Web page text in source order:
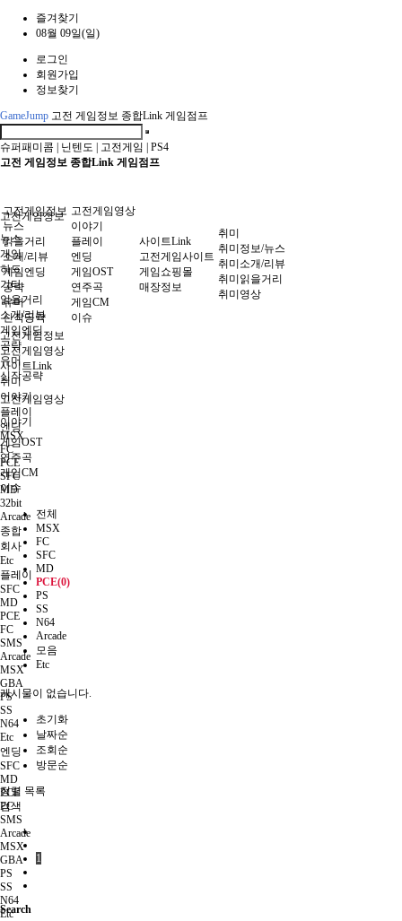
즐겨찾기
08월 09일(일)
로그인
회원가입
정보찾기
GameJump 고전 게임정보 종합Link 게임점프
슈퍼패미콤 닌텐도 고전게임
PS4
고전 게임정보 종합Link 게임점프
고전게임정보
뉴스
게임
하드
기타
읽을거리
소개/리뷰
게임엔딩
공략
유머
신작공략
고전게임영상
이야기
MSX
FC
PCE
SFC
MD
32bit
Arcade
종합
회사
Etc
플레이
SFC
MD
PCE
FC
SMS
Arcade
MSX
GBA
PS
SS
N64
Etc
엔딩
SFC
MD
PCE
FC
SMS
Arcade
MSX
GBA
PS
SS
N64
Etc
고전게임정보
뉴스
읽을거리
소개/리뷰
게임엔딩
공략
유머
신작공략
고전게임영상
이야기
플레이
엔딩
게임OST
연주곡
게임CM
이슈
사이트Link
고전게임사이트
게임쇼핑몰
매장정보
취미
취미정보/뉴스
취미소개/리뷰
취미읽을거리
취미영상
고전게임정보
고전게임영상
사이트Link
취미
이야기
플레이
엔딩
게임OST
연주곡
게임CM
이슈
전체
MSX
FC
SFC
MD
PCE(0)
PS
SS
N64
Arcade
모음
Etc
게시물이 없습니다.
초기화
날짜순
조회순
방문순
정렬 목록
검색
1
Search